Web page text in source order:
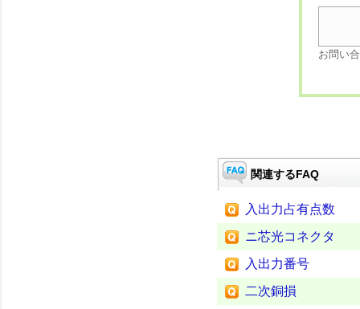
お問い
関連するFAQ
入出力占有点数
ニ芯光コネクタ
入出力番号
二次銅損